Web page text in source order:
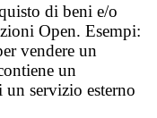
di beni e/o
Open. Esempi:
vendere un
un
servizio esterno